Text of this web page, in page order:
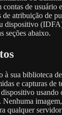
contas de usuário
atribuição de
dispositivo
seções abaixo.
à sua biblioteca
e capturas de
qualquer